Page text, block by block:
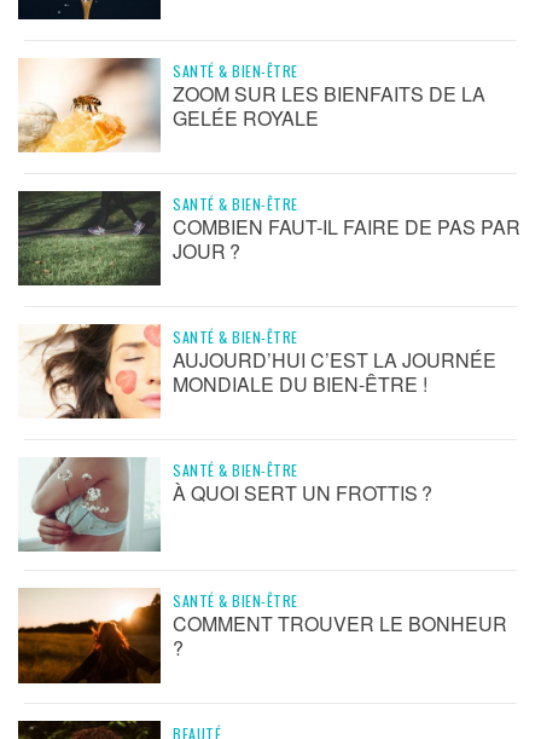
SANTÉ & BIEN-ÊTRE
ZOOM SUR LES BIENFAITS DE LA
GELÉE ROYALE
SANTÉ & BIEN-ÊTRE
COMBIEN FAUT-IL FAIRE DE PAS PAR
JOUR ?
SANTÉ & BIEN-ÊTRE
AUJOURD’HUI C’EST LA JOURNÉE
MONDIALE DU BIEN-ÊTRE !
SANTÉ & BIEN-ÊTRE
À QUOI SERT UN FROTTIS ?
SANTÉ & BIEN-ÊTRE
COMMENT TROUVER LE BONHEUR
?
BEAUTÉ